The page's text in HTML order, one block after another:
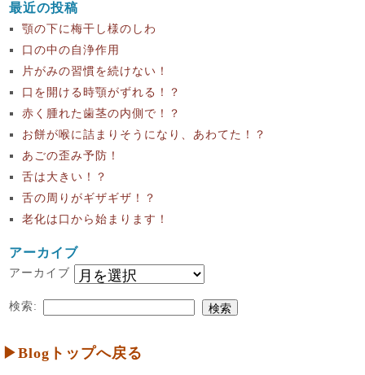
最近の投稿
顎の下に梅干し様のしわ
口の中の自浄作用
片がみの習慣を続けない！
口を開ける時顎がずれる！？
赤く腫れた歯茎の内側で！？
お餅が喉に詰まりそうになり、あわてた！？
あごの歪み予防！
舌は大きい！？
舌の周りがギザギザ！？
老化は口から始まります！
アーカイブ
アーカイブ
検索:
▶Blogトップへ戻る